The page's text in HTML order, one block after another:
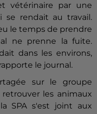
vétérinaire par une
se rendait au travail.
le temps de prendre
ne prenne la fuite.
dans les environs,
le journal.
sur le groupe
les animaux
SPA s'est joint aux